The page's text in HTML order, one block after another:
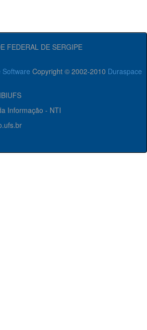
FEDERAL DE SERGIPE
Software Copyright © 2002-2010 Duraspace
Informação - NTI